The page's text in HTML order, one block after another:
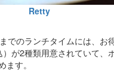
Retty
でのランチタイムには、お
が2種類用意されていて、
す。